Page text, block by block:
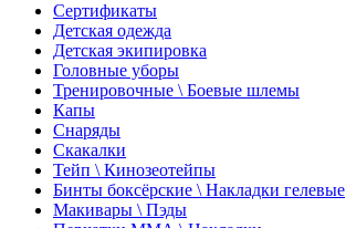
Сертификаты
Детская одежда
Детская экипировка
Головные уборы
Тренировочные \ Боевые шлемы
Капы
Снаряды
Скакалки
Тейп \ Кинозеотейпы
Бинты боксёрские \ Накладки гелевые
Макивары \ Пэды